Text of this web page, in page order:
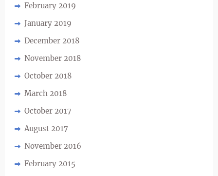
February 2019
January 2019
December 2018
November 2018
October 2018
March 2018
October 2017
August 2017
November 2016
February 2015